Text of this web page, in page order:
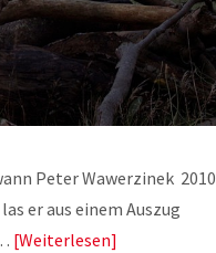
Peter Wawerzinek 2010
er aus einem Auszug
Weiterlesen